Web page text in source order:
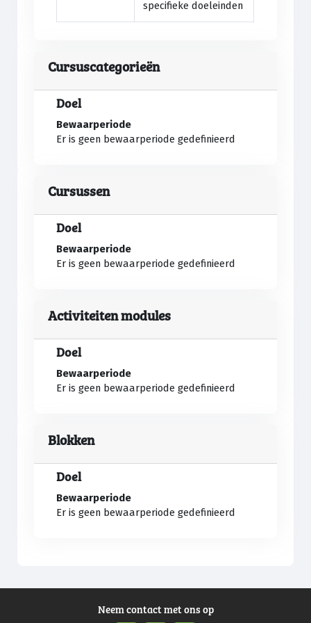
specifieke doeleinden
Cursuscategorieën
Doel
Bewaarperiode
Er is geen bewaarperiode gedefinieerd
Cursussen
Doel
Bewaarperiode
Er is geen bewaarperiode gedefinieerd
Activiteiten modules
Doel
Bewaarperiode
Er is geen bewaarperiode gedefinieerd
Blokken
Doel
Bewaarperiode
Er is geen bewaarperiode gedefinieerd
Neem contact met ons op